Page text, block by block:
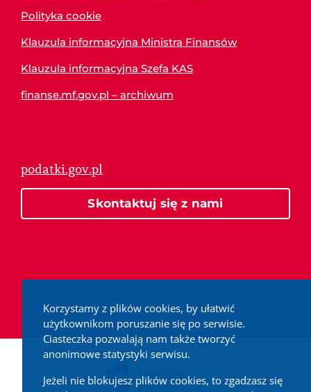
Korzystamy z plików cookies, by ułatwić
użytkownikom poruszanie się po serwisie.
Ciasteczka pozwalają nam także tworzyć
anonimowe statystyki serwisu.
Jeżeli nie blokujesz plików cookies, to zgadzasz się
Polityka cookie
Klauzula informacyjna Ministra Finansów
Klauzula informacyjna Szefa KAS
finanse.mf.gov.pl – archiwum
podatki.gov.pl
Skontaktuj się z nami